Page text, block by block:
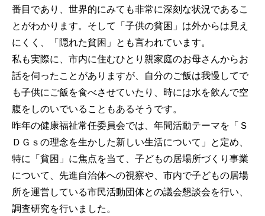
番目であり、世界的にみても非常に深刻な状況であるこ
とがわかります。そして「子供の貧困」は外からは見え
にくく、「隠れた貧困」とも言われています。
私も実際に、市内に住むひとり親家庭のお母さんからお
話を伺ったことがありますが、自分のご飯は我慢してで
も子供にご飯を食べさせていたり、時には水を飲んで空
腹をしのいでいることもあるそうです。
昨年の健康福祉常任委員会では、年間活動テーマを「Ｓ
ＤＧｓの理念を生かした新しい生活について」と定め、
特に「貧困」に焦点を当て、子どもの居場所づくり事業
について、先進自治体への視察や、市内で子どもの居場
所を運営している市民活動団体との議会懇談会を行い、
調査研究を行いました。